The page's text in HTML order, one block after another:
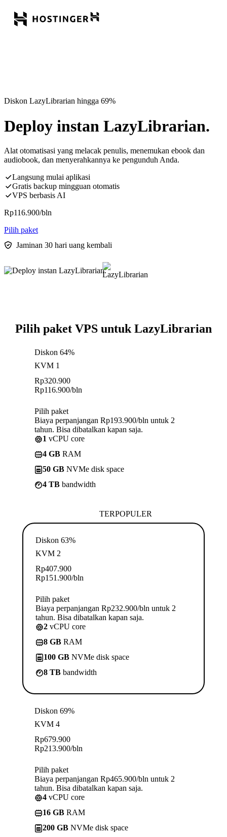
Diskon LazyLibrarian hingga 69%
Deploy instan LazyLibrarian.
Alat otomatisasi yang melacak penulis, menemukan ebook dan
audiobook, dan menyerahkannya ke pengunduh Anda.
Langsung mulai aplikasi
Gratis backup mingguan otomatis
VPS berbasis AI
Rp116.900/bln
Pilih paket
Jaminan 30 hari uang kembali
Pilih paket VPS untuk LazyLibrarian
Diskon 64%
KVM 1
Rp320.900
Rp116.900/bln
Pilih paket
Biaya perpanjangan Rp193.900/bln untuk 2
tahun. Bisa dibatalkan kapan saja.
1 vCPU core
4 GB RAM
50 GB NVMe disk space
4 TB bandwidth
TERPOPULER
Diskon 63%
KVM 2
Rp407.900
Rp151.900/bln
Pilih paket
Biaya perpanjangan Rp232.900/bln untuk 2
tahun. Bisa dibatalkan kapan saja.
2 vCPU core
8 GB RAM
100 GB NVMe disk space
8 TB bandwidth
Diskon 69%
KVM 4
Rp679.900
Rp213.900/bln
Pilih paket
Biaya perpanjangan Rp465.900/bln untuk 2
tahun. Bisa dibatalkan kapan saja.
4 vCPU core
16 GB RAM
200 GB NVMe disk space